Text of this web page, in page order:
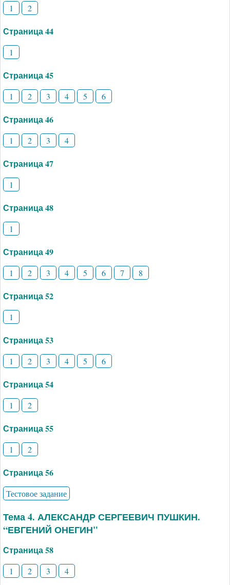
1 2
Страница 44
1
Страница 45
1 2 3 4 5 6
Страница 46
1 2 3 4
Страница 47
1
Страница 48
1
Страница 49
1 2 3 4 5 6 7 8
Страница 52
1
Страница 53
1 2 3 4 5 6
Страница 54
1 2
Страница 55
1 2
Страница 56
Тестовое задание
Тема 4. АЛЕКСАНДР СЕРГЕЕВИЧ ПУШКИН.
“ЕВГЕНИЙ ОНЕГИН"
Страница 58
1 2 3 4